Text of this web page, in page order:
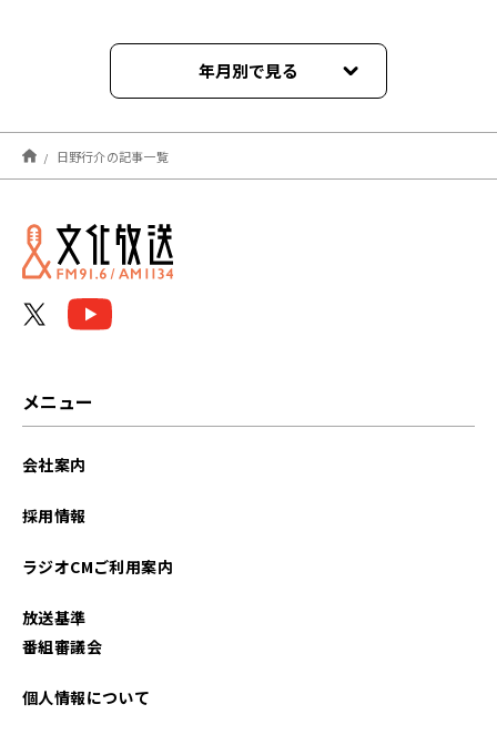
年月別で見る
2026年07月
2026年05月
2026年03月
2025年01月
日野行介の記事一覧
メニュー
会社案内
採用情報
ラジオCMご利用案内
放送基準
番組審議会
個人情報について